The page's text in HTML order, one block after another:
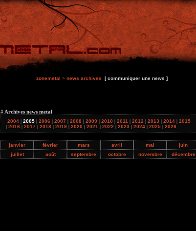
zonemetal > news archives [ communiquer une news ]
# Archives news metal
2004 | 2005 | 2006 | 2007 | 2008 | 2009 | 2010 | 2011 | 2012 | 2013 | 2014 | 2015
| 2016 | 2017 | 2018 | 2019 | 2020 | 2021 | 2022 | 2023 | 2024 | 2025 | 2026
janvier février mars avril mai
juin
juillet
août septembre octobre novembre décembre